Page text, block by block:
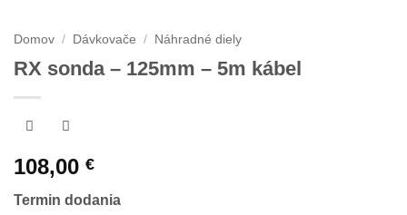
Domov / Dávkovače / Náhradné diely
RX sonda – 125mm – 5m kábel
108,00 €
Termin dodania